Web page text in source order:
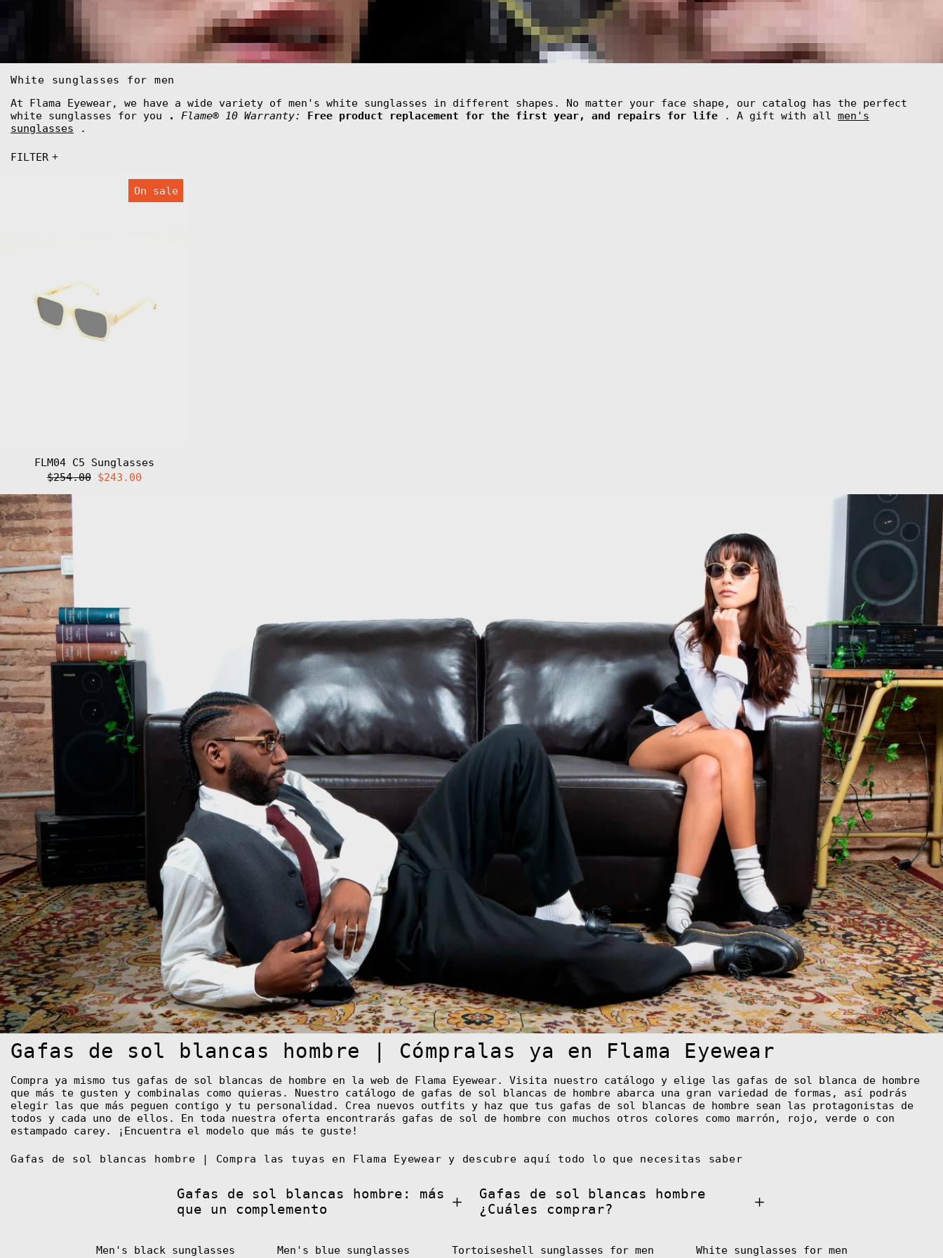
White sunglasses for men
At Flama Eyewear, we have a wide variety of men's white sunglasses in different shapes. No matter your face shape, our catalog has the perfect
white sunglasses for you
. Flame® 10 Warranty: Free product replacement for the first year, and repairs for life . A gift with all men's
sunglasses .
FILTER
Sunglasses
On sale
FLM04 C5 Sunglasses
Regular
$254.00 Sale
$243.00
Gafas de sol blancas hombre | Cómpralas ya en Flama Eyewear
Compra ya mismo tus gafas de sol blancas de hombre en la web de Flama Eyewear. Visita nuestro catálogo y elige las gafas de sol blanca de hombre
que más te gusten y combinalas como quieras. Nuestro catálogo de gafas de sol blancas de hombre abarca una gran variedad de formas, así podrás
elegir las que más peguen contigo y tu personalidad. Crea nuevos outfits y haz que tus gafas de sol blancas de hombre sean las protagonistas de
todos y cada uno de ellos. En toda nuestra oferta encontrarás gafas de sol de hombre con muchos otros colores como marrón, rojo, verde o con
estampado carey. ¡Encuentra el modelo que más te guste!
Gafas de sol blancas hombre | Compra las tuyas en Flama Eyewear y descubre aquí todo lo que necesitas saber
Gafas de sol blancas hombre: más
que un complemento
Gafas de sol blancas hombre
¿Cuáles comprar?
Men's black sunglasses Men's blue sunglasses Tortoiseshell sunglasses for men White sunglasses for men
Antigua & Barbuda
(XCD $)
Argentina (EUR €)
Armenia (AMD դր.)
Aruba (AWG ƒ)
Ascension Island
(SHP £)
Australia (AUD $)
Austria (EUR €)
Azerbaijan (AZN ₼)
Bahamas (BSD $)
Bahrain (EUR €)
Bangladesh (BDT ৳)
Barbados (BBD $)
Belarus (EUR €)
Belgium (EUR €)
Belize (BZD $)
Benin (XOF Fr)
Bermuda (USD $)
Bhutan (EUR €)
Bolivia (BOB Bs.)
Bosnia &
Herzegovina (BAM
КМ)
Botswana (BWP P)
Bouvet Island (EUR
€)
Brazil (EUR €)
British Virgin
Islands (USD $)
Brunei (BND $)
Canada (CAD $)